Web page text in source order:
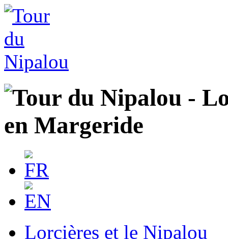
Lorcières et le Nipalou